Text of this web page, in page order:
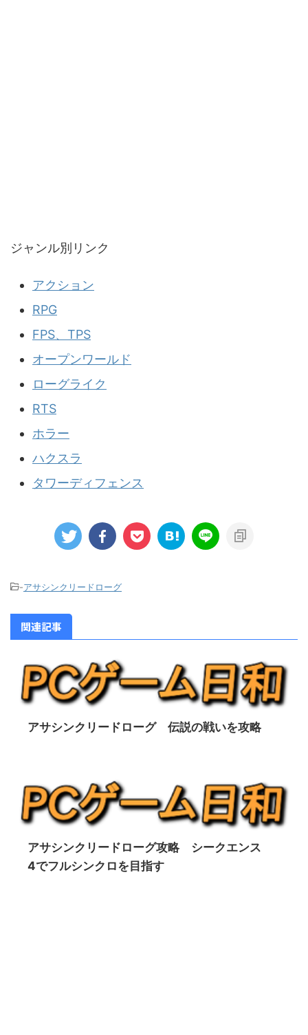
ジャンル別リンク
アクション
RPG
FPS、TPS
オープンワールド
ローグライク
RTS
ホラー
ハクスラ
タワーディフェンス
-アサシンクリードローグ
関連記事
アサシンクリードローグ 伝説の戦いを攻略
アサシンクリードローグ攻略 シークエンス
4でフルシンクロを目指す